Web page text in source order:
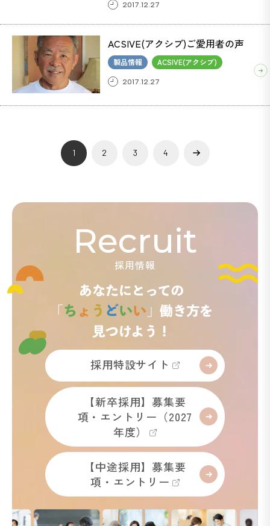
2017.12.27
ACSIVE(アクシブ)ご愛用者の声
製品情報 ACSIVE(アクシブ)
2017.12.27
1 2 3 4
Recruit
採用情報
採用特設サイト
【新卒採用】募集要
項・エントリー（2027
年度）
【中途採用】募集要
項・エントリー